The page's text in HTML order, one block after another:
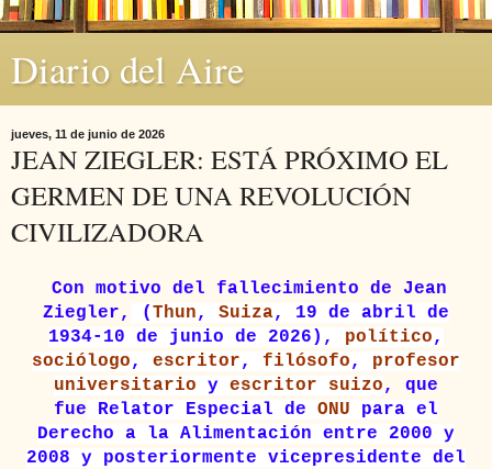
Diario del Aire
jueves, 11 de junio de 2026
JEAN ZIEGLER: ESTÁ PRÓXIMO EL
GERMEN DE UNA REVOLUCIÓN
CIVILIZADORA
Con motivo del fallecimiento de Jean
Ziegler,
(Thun, Suiza, 19 de abril de
1934-10 de junio de 2026), político,
sociólogo, escritor, filósofo, profesor
universitario y escritor suizo, que
fue Relator Especial de ONU para el
Derecho a la Alimentación entre 2000 y
2008 y posteriormente vicepresidente del